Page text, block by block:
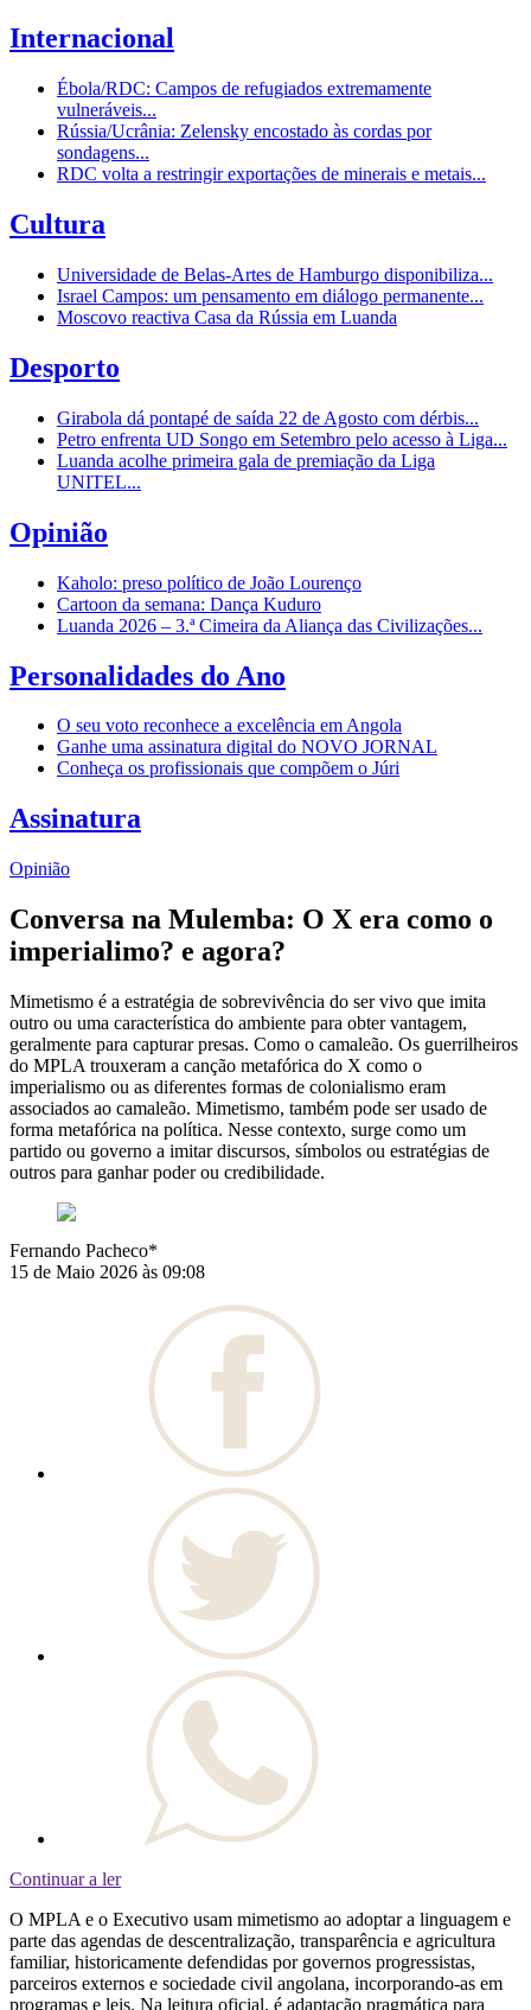
Internacional
Ébola/RDC: Campos de refugiados extremamente
vulneráveis...
Rússia/Ucrânia: Zelensky encostado às cordas por
sondagens...
RDC volta a restringir exportações de minerais e metais...
Cultura
Universidade de Belas-Artes de Hamburgo disponibiliza...
Israel Campos: um pensamento em diálogo permanente...
Moscovo reactiva Casa da Rússia em Luanda
Desporto
Girabola dá pontapé de saída 22 de Agosto com dérbis...
Petro enfrenta UD Songo em Setembro pelo acesso à Liga...
Luanda acolhe primeira gala de premiação da Liga
UNITEL...
Opinião
Kaholo: preso político de João Lourenço
Cartoon da semana: Dança Kuduro
Luanda 2026 – 3.ª Cimeira da Aliança das Civilizações...
Personalidades do Ano
O seu voto reconhece a excelência em Angola
Ganhe uma assinatura digital do NOVO JORNAL
Conheça os profissionais que compõem o Júri
Assinatura
Opinião
Conversa na Mulemba: O X era como o
imperialimo? e agora?
Mimetismo é a estratégia de sobrevivência do ser vivo que imita
outro ou uma característica do ambiente para obter vantagem,
geralmente para capturar presas. Como o camaleão. Os guerrilheiros
do MPLA trouxeram a canção metafórica do X como o
imperialismo ou as diferentes formas de colonialismo eram
associados ao camaleão. Mimetismo, também pode ser usado de
forma metafórica na política. Nesse contexto, surge como um
partido ou governo a imitar discursos, símbolos ou estratégias de
outros para ganhar poder ou credibilidade.
Fernando Pacheco*
15 de Maio 2026 às 09:08
Continuar a ler
O MPLA e o Executivo usam mimetismo ao adoptar a linguagem e
parte das agendas de descentralização, transparência e agricultura
familiar, historicamente defendidas por governos progressistas,
parceiros externos e sociedade civil angolana, incorporando-as em
programas e leis. Na leitura oficial, é adaptação pragmática para